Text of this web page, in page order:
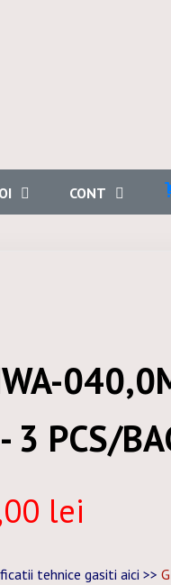
CONT
3 PCS/
lei
tehnice gasiti aici >>